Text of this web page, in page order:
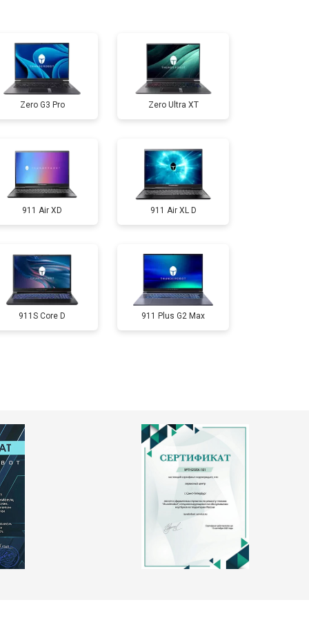
2300 ₽ Заказать
3300 ₽ Заказать
3800 ₽ Заказать
1500 ₽ Заказать
2900 ₽ Заказать
1200 ₽ Заказать
2200 ₽ Заказать
3500 ₽ Заказать
2200 ₽
Zero G3 Pro Zero Ultra XT
911 Air XD 911 Air XL D
911S Core D 911 Plus G2 Max